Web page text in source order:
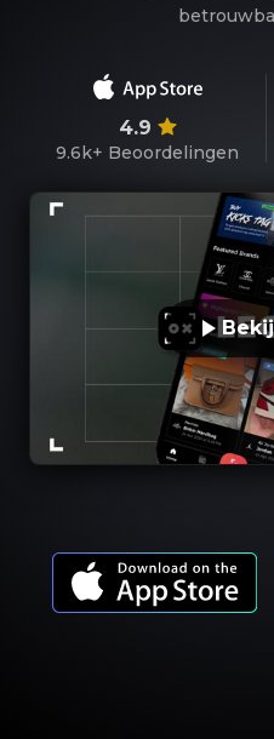
4.9
9.6k+ Beoordelingen